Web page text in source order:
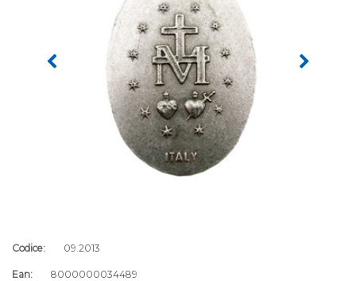
Codice: 09.2013
Ean: 8000000034489